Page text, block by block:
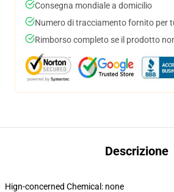
Consegna mondiale a domicilio
Numero di tracciamento fornito per
Rimborso completo se il prodotto
Descrizione
Hign-concerned Chemical: none